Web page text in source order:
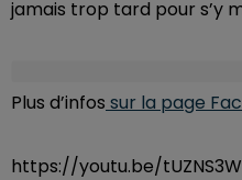
jamais trop tard pour s’y
Plus d’infos sur la page
https://youtu.be/